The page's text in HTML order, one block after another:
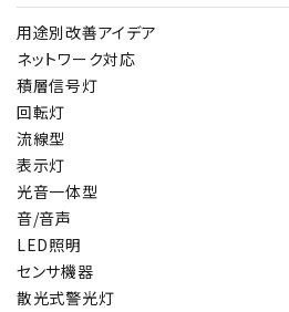
用途別改善アイデア
ネットワーク対応
積層信号灯
回転灯
流線型
表示灯
光音一体型
音/音声
LED照明
センサ機器
散光式警光灯